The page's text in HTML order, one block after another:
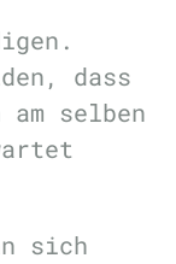
dass
selben
sich